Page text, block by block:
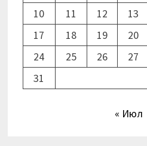
10
11 12 13
17
18 19 20
24
25 26 27
31
« Июл